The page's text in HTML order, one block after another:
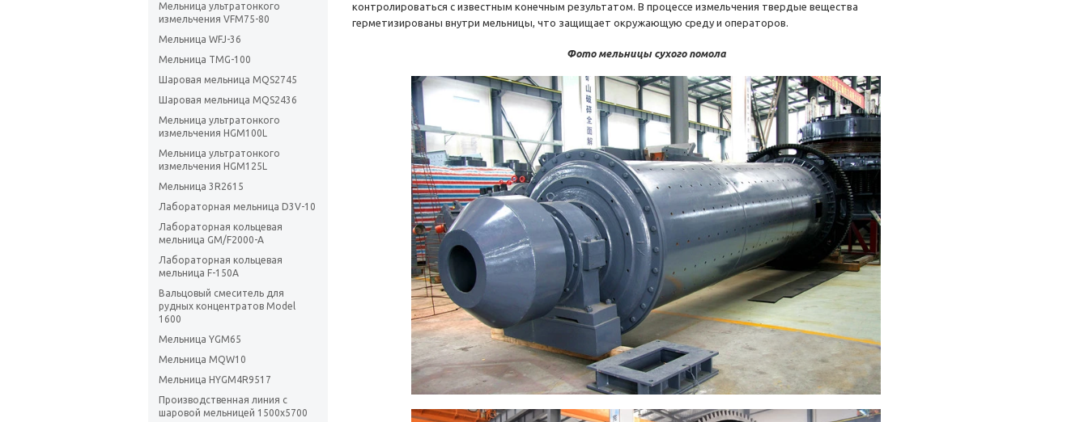
Мельница ультратонкого
измельчения VFM75-80
Мельница WFJ-36
Мельница TMG-100
Шаровая мельница MQS2745
Шаровая мельница MQS2436
Мельница ультратонкого
измельчения HGM100L
Мельница ультратонкого
измельчения HGM125L
Мельница 3R2615
Лабораторная мельница D3V-10
Лабораторная кольцевая
мельница GM/F2000-A
Лабораторная кольцевая
мельница F-150А
Вальцовый смеситель для
рудных концентратов Model
1600
Мельница YGM65
Мельница MQW10
Мельница HYGM4R9517
Производственная линия с
шаровой мельницей 1500х5700
контролироваться с известным конечным результатом. В процессе измельчения твердые вещества
герметизированы внутри мельницы, что защищает окружающую среду и операторов.
Фото мельницы сухого помола